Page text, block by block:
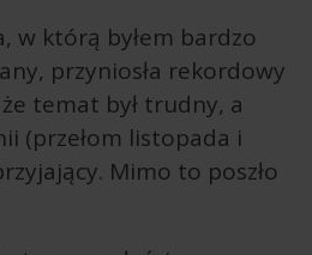
w którą byłem bardzo
przyniosła rekordowy
temat był trudny, a
(przełom listopada i
Mimo to poszło